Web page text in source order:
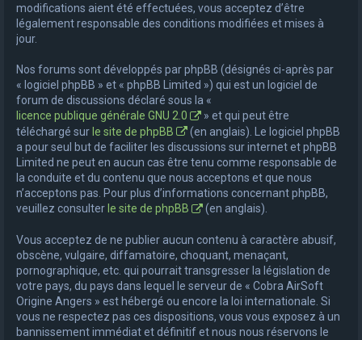
modifications aient été effectuées, vous acceptez d’être
légalement responsable des conditions modifiées et mises à
jour.
Nos forums sont développés par phpBB (désignés ci-après par
« logiciel phpBB » et « phpBB Limited ») qui est un logiciel de
forum de discussions déclaré sous la «
licence publique générale GNU 2.0
» et qui peut être
téléchargé surle site de phpBB
(en anglais). Le logiciel phpBB
a pour seul but de faciliter les discussions sur internet et phpBB
Limited ne peut en aucun cas être tenu comme responsable de
la conduite et du contenu que nous acceptons et que nous
n’acceptons pas. Pour plus d’informations concernant phpBB,
veuillez consulter le site de phpBB (en anglais).
Vous acceptez de ne publier aucun contenu à caractère abusif,
obscène, vulgaire, diffamatoire, choquant, menaçant,
pornographique, etc. qui pourrait transgresser la législation de
votre pays, du pays dans lequel le serveur de « Cobra AirSoft
Origine Angers » est hébergé ou encore la loi internationale. Si
vous ne respectez pas ces dispositions, vous vous exposez à un
bannissement immédiat et définitif et nous nous réservons le